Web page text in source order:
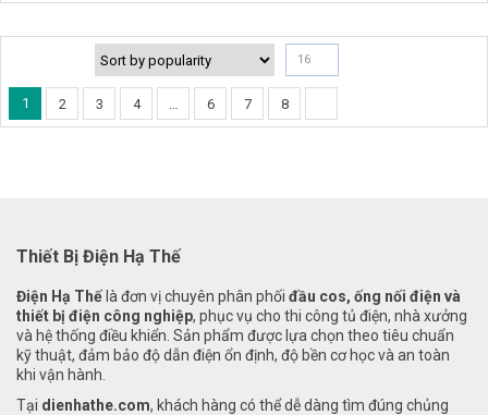
16
1 2 3 4 … 6 7 8
Thiết Bị Điện Hạ Thế
Điện Hạ Thế là đơn vị chuyên phân phối đầu cos, ống nối điện và
thiết bị điện công nghiệp, phục vụ cho thi công tủ điện, nhà xưởng
và hệ thống điều khiển. Sản phẩm được lựa chọn theo tiêu chuẩn
kỹ thuật, đảm bảo độ dẫn điện ổn định, độ bền cơ học và an toàn
khi vận hành.
Tại dienhathe.com, khách hàng có thể dễ dàng tìm đúng chủng